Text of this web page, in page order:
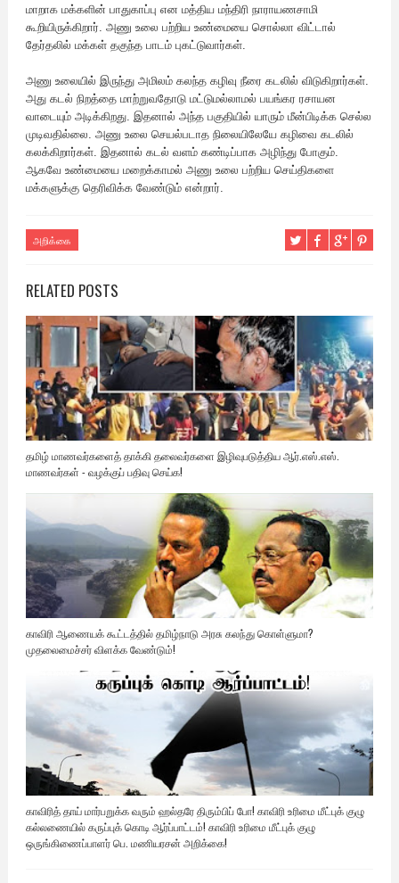
மாறாக மக்களின் பாதுகாப்பு என மத்திய மந்திரி நாராயணசாமி
கூறியிருக்கிறார். அணு உலை பற்றிய உண்மையை சொல்லா விட்டால்
தேர்தலில் மக்கள் தகுந்த பாடம் புகட்டுவார்கள்.
அணு உலையில் இருந்து அமிலம் கலந்த கழிவு நீரை கடலில் விடுகிறார்கள்.
அது கடல் நிறத்தை மாற்றுவதோடு மட்டுமல்லாமல் பயங்கர ரசாயன
வாடையும் அடிக்கிறது. இதனால் அந்த பகுதியில் யாரும் மீன்பிடிக்க செல்ல
முடிவதில்லை. அணு உலை செயல்படாத நிலையிலேயே கழிவை கடலில்
கலக்கிறார்கள். இதனால் கடல் வளம் கண்டிப்பாக அழிந்து போகும்.
ஆகவே உண்மையை மறைக்காமல் அணு உலை பற்றிய செய்திகளை
மக்களுக்கு தெரிவிக்க வேண்டும் என்றார்.
அறிக்கை
RELATED POSTS
தமிழ் மாணவர்களைத் தாக்கி தலைவர்களை இழிவுபடுத்திய ஆர்.எஸ்.எஸ்.
மாணவர்கள் - வழக்குப் பதிவு செய்க!
காவிரி ஆணையக் கூட்டத்தில் தமிழ்நாடு அரசு கலந்து கொள்ளுமா?
முதலைமைச்சர் விளக்க வேண்டும்!
காவிரித் தாய் மார்பறுக்க வரும் ஹல்தரே திரும்பிப் போ! காவிரி உரிமை மீட்புக் குழு
கல்லணையில் கருப்புக் கொடி ஆர்ப்பாட்டம்! காவிரி உரிமை மீட்புக் குழு
ஒருங்கிணைப்பாளர் பெ. மணியரசன் அறிக்கை!